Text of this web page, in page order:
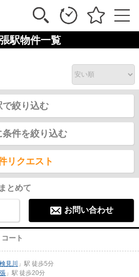
駅物件一覧
で絞り込む
条件を絞り込む
リクエスト
とめて
お問い合わせ
ート
見川
」駅 徒歩5分
」駅 徒歩20分